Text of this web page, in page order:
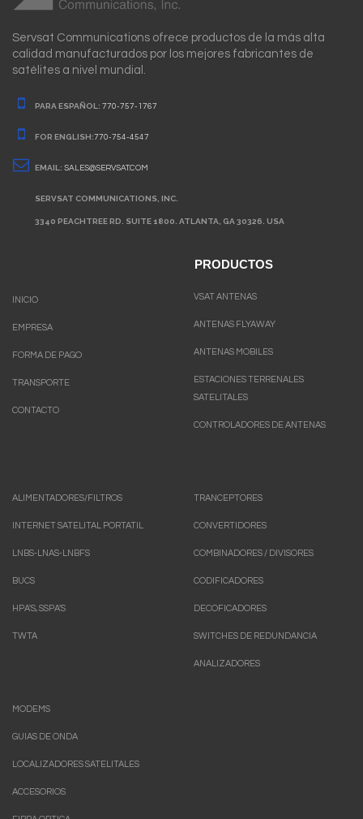
Servsat Communications ofrece productos de la más alta
calidad manufacturados por los mejores fabricantes de
satélites a nivel mundial.
PARA ESPAÑOL: 770-757-1767
FOR ENGLISH:770-754-4547
EMAIL: SALES@SERVSAT.COM
SERVSAT COMMUNICATIONS, INC.
3340 PEACHTREE RD. SUITE 1800. ATLANTA, GA 30326. USA
INICIO
EMPRESA
FORMA DE PAGO
TRANSPORTE
CONTACTO
PRODUCTOS
VSAT ANTENAS
ANTENAS FLYAWAY
ANTENAS MOBILES
ESTACIONES TERRENALES
SATELITALES
CONTROLADORES DE ANTENAS
ALIMENTADORES/FILTROS
INTERNET SATELITAL PORTATIL
LNBS-LNAS-LNBFS
BUCS
HPA'S, SSPA'S
TWTA
TRANCEPTORES
CONVERTIDORES
COMBINADORES / DIVISORES
CODIFICADORES
DECOFICADORES
SWITCHES DE REDUNDANCIA
ANALIZADORES
MODEMS
GUIAS DE ONDA
LOCALIZADORES SATELITALES
ACCESORIOS